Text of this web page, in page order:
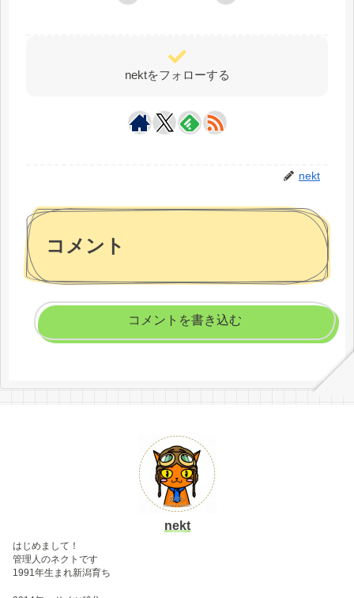
nektをフォローする
nekt
コメント
コメントを書き込む
nekt
はじめまして！
管理人のネクトです
1991年生まれ新潟育ち